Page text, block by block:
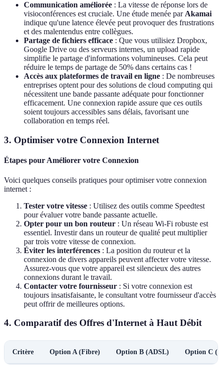
Communication améliorée : La vitesse de réponse lors de
visioconférences est cruciale. Une étude menée par Akamai
indique qu'une latence élevée peut provoquer des frustrations
et des malentendus entre collègues.
Partage de fichiers efficace : Que vous utilisiez Dropbox,
Google Drive ou des serveurs internes, un upload rapide
simplifie le partage d'informations volumineuses. Cela peut
réduire le temps de partage de 50% dans certains cas !
Accès aux plateformes de travail en ligne : De nombreuses
entreprises optent pour des solutions de cloud computing qui
nécessitent une bande passante adéquate pour fonctionner
efficacement. Une connexion rapide assure que ces outils
soient toujours accessibles sans délais, favorisant une
collaboration en temps réel.
3. Optimiser votre Connexion Internet
Étapes pour Améliorer votre Connexion
Voici quelques conseils pratiques pour optimiser votre connexion
internet :
Tester votre vitesse : Utilisez des outils comme Speedtest
pour évaluer votre bande passante actuelle.
Opter pour un bon routeur : Un réseau Wi-Fi robuste est
essentiel. Investir dans un routeur de qualité peut multiplier
par trois votre vitesse de connexion.
Éviter les interférences : La position du routeur et la
connexion de divers appareils peuvent affecter votre vitesse.
Assurez-vous que votre appareil est silencieux des autres
connexions durant le travail.
Contacter votre fournisseur : Si votre connexion est
toujours insatisfaisante, le consultant votre fournisseur d'accès
peut offrir de meilleures options.
4. Comparatif des Offres d'Internet à Haut Débit
Critère Option A (Fibre) Option B (ADSL) Option C